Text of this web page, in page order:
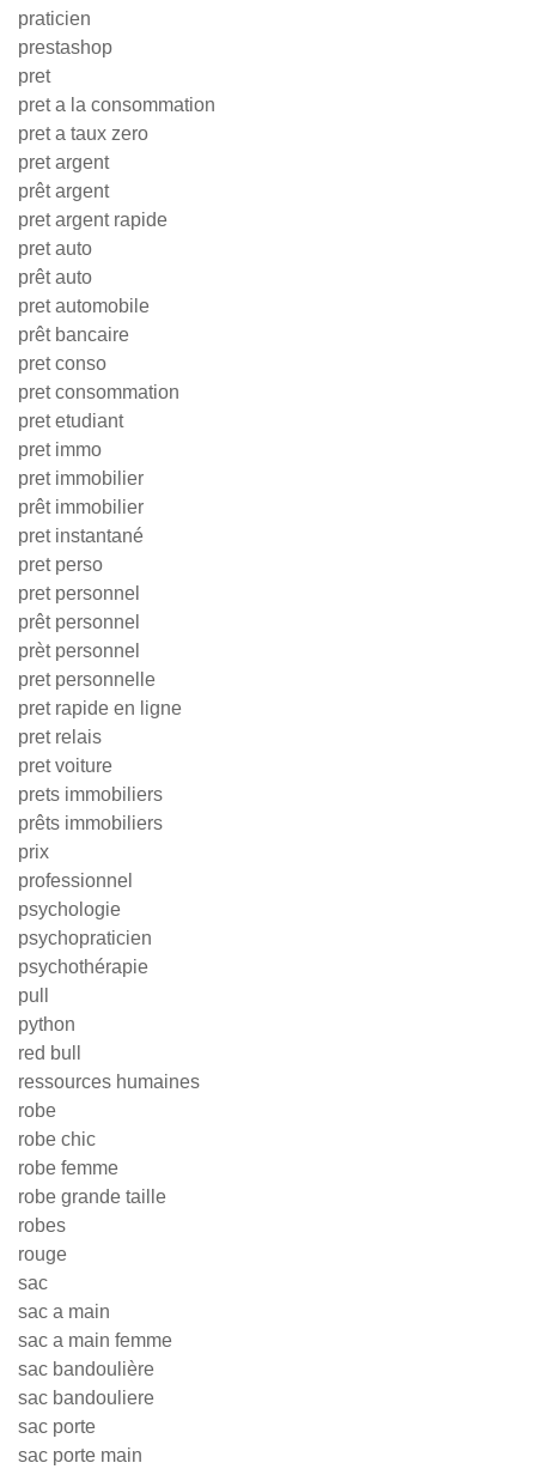
praticien
prestashop
pret
pret a la consommation
pret a taux zero
pret argent
prêt argent
pret argent rapide
pret auto
prêt auto
pret automobile
prêt bancaire
pret conso
pret consommation
pret etudiant
pret immo
pret immobilier
prêt immobilier
pret instantané
pret perso
pret personnel
prêt personnel
prèt personnel
pret personnelle
pret rapide en ligne
pret relais
pret voiture
prets immobiliers
prêts immobiliers
prix
professionnel
psychologie
psychopraticien
psychothérapie
pull
python
red bull
ressources humaines
robe
robe chic
robe femme
robe grande taille
robes
rouge
sac
sac a main
sac a main femme
sac bandoulière
sac bandouliere
sac porte
sac porte main